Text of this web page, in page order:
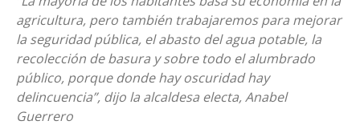
agricultura, pero también trabajaremos para mejorar
la seguridad pública, el abasto del agua potable, la
recolección de basura y sobre todo el alumbrado
público, porque donde hay oscuridad hay
delincuencia”, dijo la alcaldesa electa, Anabel
Guerrero